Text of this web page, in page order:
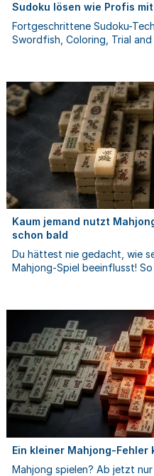
Sudoku lösen wie Profis
Fortgeschrittene Sudoku-
Swordfish, Coloring, Trial and
Kaum jemand nutzt
schon bald
Du hättest nie gedacht, wie
Mahjong-Spiel beeinflusst!
Ein kleiner Mahjong-
Mahjong spielen? Ab jetzt